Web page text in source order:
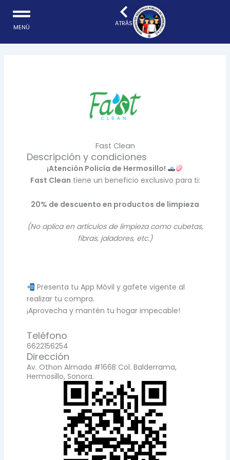
contenido
ATRÁS
MENÚ
Fast Clean
Descripción y condiciones
¡Atención Policía de Hermosillo!
Fast Clean tiene un beneficio exclusivo para ti:
20% de descuento en productos de limpieza
(No aplica en artículos de limpieza como cubetas,
fibras, jaladores, etc.)
Presenta tu App Móvil y gafete vigente al
realizar tu compra.
¡Aprovecha y mantén tu hogar impecable!
Teléfono
6622156254
Dirección
Av. Othon Almada #166B Col. Balderrama,
Hermosillo, Sonora.